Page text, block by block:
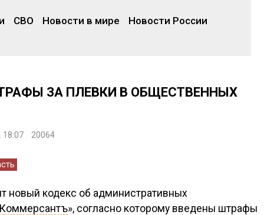
СВО Новости в мире Новости России
ЗА ПЛЕВКИ В ОБЩЕСТВЕННЫХ
18:07 20064
новый кодекс об административных
Коммерсантъ», согласно которому введены штрафы